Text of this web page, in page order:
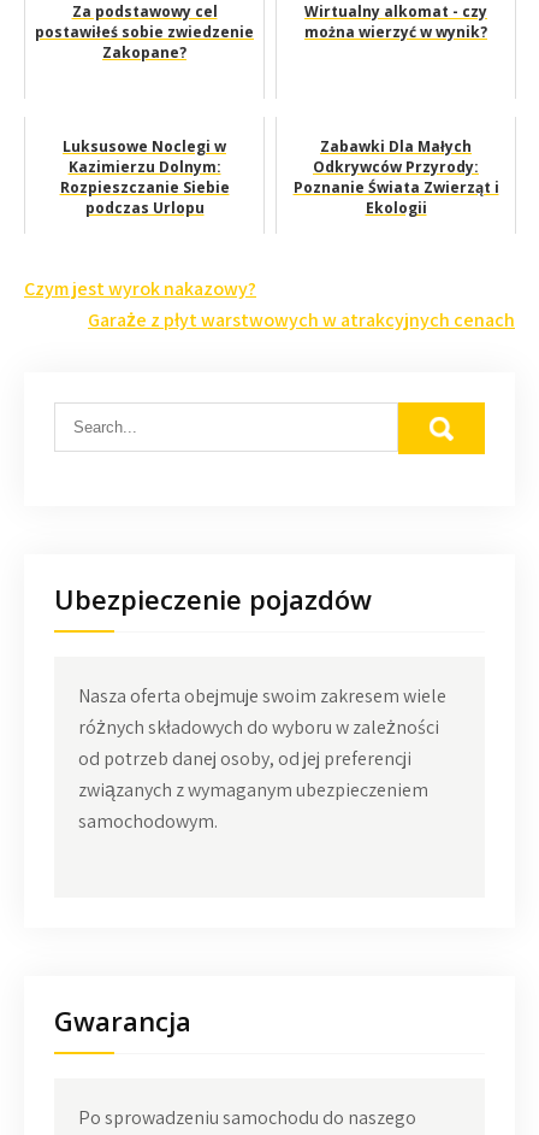
Za podstawowy cel
postawiłeś sobie zwiedzenie
Zakopane?
Wirtualny alkomat - czy
można wierzyć w wynik?
Luksusowe Noclegi w
Kazimierzu Dolnym:
Rozpieszczanie Siebie
podczas Urlopu
Zabawki Dla Małych
Odkrywców Przyrody:
Poznanie Świata Zwierząt i
Ekologii
Nawigacja
wpisu
Czym jest wyrok nakazowy?
Garaże z płyt warstwowych w atrakcyjnych cenach
Ubezpieczenie pojazdów
Nasza oferta obejmuje swoim zakresem wiele
różnych składowych do wyboru w zależności
od potrzeb danej osoby, od jej preferencji
związanych z wymaganym ubezpieczeniem
samochodowym.
Gwarancja
Po sprowadzeniu samochodu do naszego